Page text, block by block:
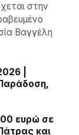
στην
Βαγγέλη
|
ευρώ σε
και